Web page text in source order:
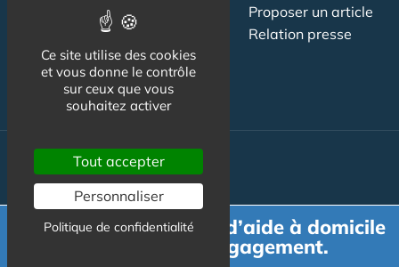
Newsletter
Publicité
Proposer un article
Relation presse
Actualité
Maisons de retraite
Résidences Service
Demande de devis d’aide à domicile
gratuit et sans engagement.
Ce site utilise des cookies
et vous donne le contrôle
sur ceux que vous
souhaitez activer
Tout accepter
Personnaliser
Politique de confidentialité